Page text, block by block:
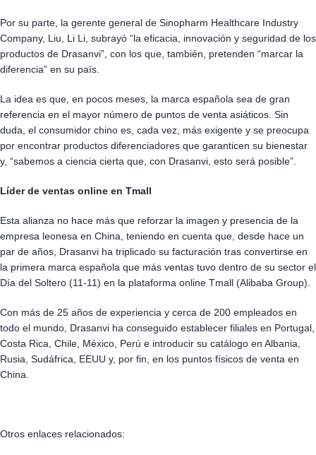
Por su parte, la gerente general de Sinopharm Healthcare Industry
Company, Liu, Li Li, subrayó “la eficacia, innovación y seguridad de los
productos de Drasanvi”, con los que, también, pretenden “marcar la
diferencia” en su país.
La idea es que, en pocos meses, la marca española sea de gran
referencia en el mayor número de puntos de venta asiáticos. Sin
duda, el consumidor chino es, cada vez, más exigente y se preocupa
por encontrar productos diferenciadores que garanticen su bienestar
y, “sabemos a ciencia cierta que, con Drasanvi, esto será posible”.
Líder de ventas online en Tmall
Esta alianza no hace más que reforzar la imagen y presencia de la
empresa leonesa en China, teniendo en cuenta que, desde hace un
par de años, Drasanvi ha triplicado su facturación tras convertirse en
la primera marca española que más ventas tuvo dentro de su sector el
Día del Soltero (11-11) en la plataforma online Tmall (Alibaba Group).
Con más de 25 años de experiencia y cerca de 200 empleados en
todo el mundo, Drasanvi ha conseguido establecer filiales en Portugal,
Costa Rica, Chile, México, Perú e introducir su catálogo en Albania,
Rusia, Sudáfrica, EEUU y, por fin, en los puntos físicos de venta en
China.
Otros enlaces relacionados: